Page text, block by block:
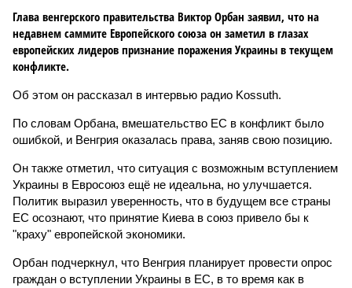
Глава венгерского правительства Виктор Орбан заявил, что на
недавнем саммите Европейского союза он заметил в глазах
европейских лидеров признание поражения Украины в текущем
конфликте.
Об этом он рассказал в интервью радио Kossuth.
По словам Орбана, вмешательство ЕС в конфликт было
ошибкой, и Венгрия оказалась права, заняв свою позицию.
Он также отметил, что ситуация с возможным вступлением
Украины в Евросоюз ещё не идеальна, но улучшается.
Политик выразил уверенность, что в будущем все страны
ЕС осознают, что принятие Киева в союз привело бы к
"краху" европейской экономики.
Орбан подчеркнул, что Венгрия планирует провести опрос
граждан о вступлении Украины в ЕС, в то время как в